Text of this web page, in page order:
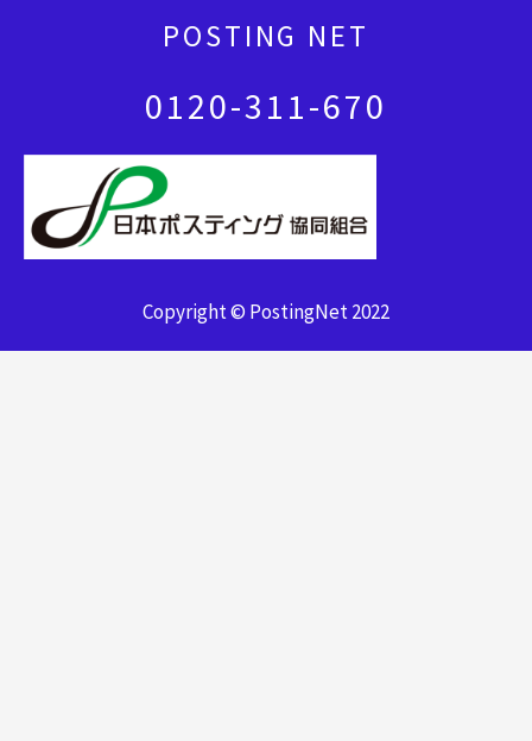
POSTING NET
0120-311-670
Copyright © PostingNet 2022